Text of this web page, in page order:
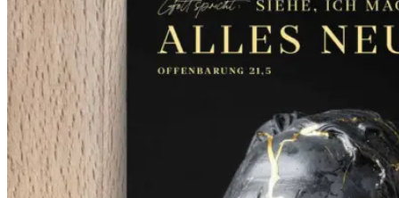
55,00 €